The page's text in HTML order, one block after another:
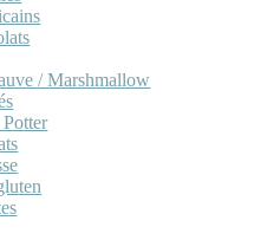
/ Marshmallow